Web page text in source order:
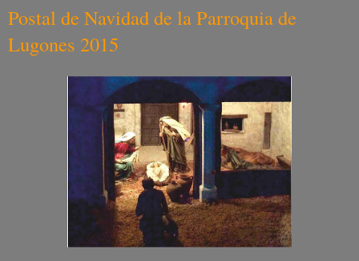
Postal de Navidad de la Parroquia de
Lugones 2015